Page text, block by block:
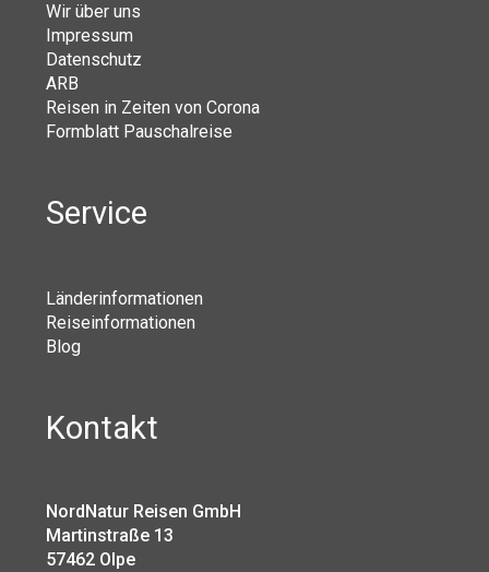
Wir über uns
Impressum
Datenschutz
ARB
Reisen in Zeiten von Corona
Formblatt Pauschalreise
Service
Länderinformationen
Reiseinformationen
Blog
Kontakt
NordNatur Reisen GmbH
Martinstraße 13
57462 Olpe